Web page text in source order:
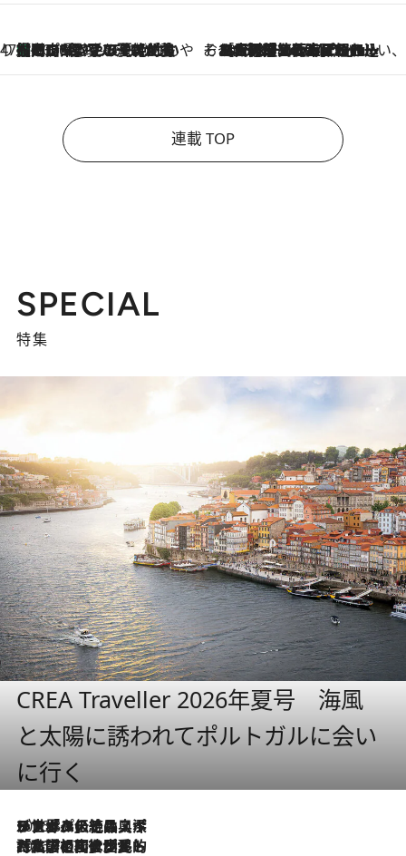
47都道府県の手みやげ ひんやりスイーツで夏を満喫
2026.8.10
【岡山県】この夏絶対食べたい 冷やしておいしいおやつ3選 フルーツが主役のプリンやアイスが勢揃い そおだよおこの関西おいしい、おやつ紀行
2026.8.9
［大阪府箕面市］一皿一皿目の前で仕上げられる、料理を巧みに組み込んだアシェットデセールコース「ミチル アシェット デセール（Michiru assiette dessert）」
連載 TOP
SPECIAL
特集
CREA Traveller 2026年夏号 海風
と太陽に誘われてポルトガルに会い
に行く
2026.8.8
リスボンの絶品スイーツ「パステル・デ・ナタ」とは？ポルトガル伝統の奥深い世界へ
2026.7.27
「私の祖国はポルトガル語です」国民的詩人フェルナンド・ペソアと、彼が愛した文学の街を歩く